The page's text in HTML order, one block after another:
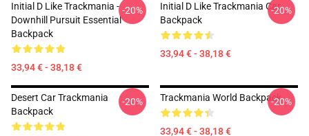
Initial D Like Trackmania -
Downhill Pursuit Essential
Backpack
33,94 € - 38,18 €
-20%
Initial D Like Trackmania Car
Backpack
33,94 € - 38,18 €
-20%
Desert Car Trackmania
Backpack
-20% Trackmania World Backpack
33,94 € - 38,18 €
-20%